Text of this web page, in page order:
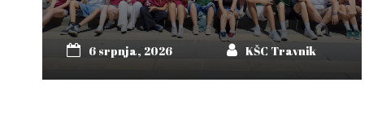
6 srpnja, 2026 KŠC Travnik